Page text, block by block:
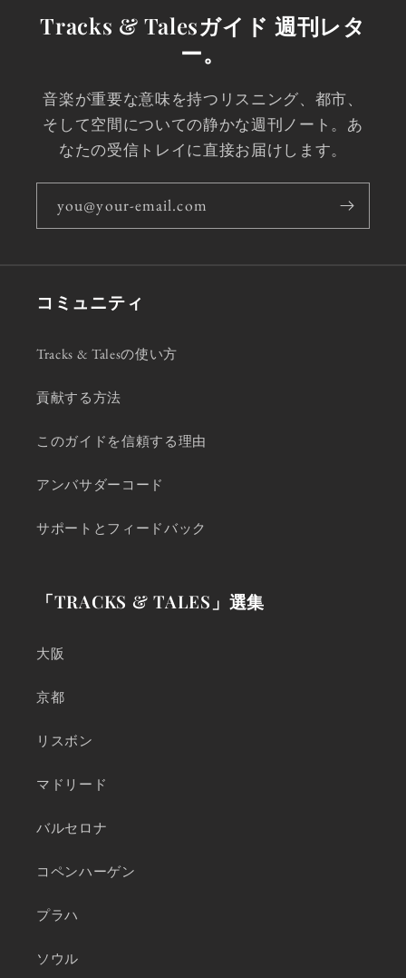
Tracks & Talesガイド 週刊レタ
ー。
音楽が重要な意味を持つリスニング、都市、
そして空間についての静かな週刊ノート。あ
なたの受信トレイに直接お届けします。
you@your-email.com
コミュニティ
Tracks & Talesの使い方
貢献する方法
このガイドを信頼する理由
アンバサダーコード
サポートとフィードバック
「TRACKS & TALES」選集
大阪
京都
リスボン
マドリード
バルセロナ
コペンハーゲン
プラハ
ソウル